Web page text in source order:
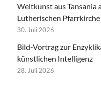
Weltkunst aus Tansania
Lutherischen Pfarrkirche
30. Juli 2026
Bild-Vortrag zur
künstlichen Intelligenz
28. Juli 2026